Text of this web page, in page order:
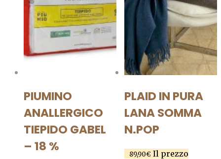
PIUMINO
ANALLERGICO
TIEPIDO GABEL
– 18 %
PLAID IN PURA
LANA SOMMA
N.POP
89,90€ Il prezzo